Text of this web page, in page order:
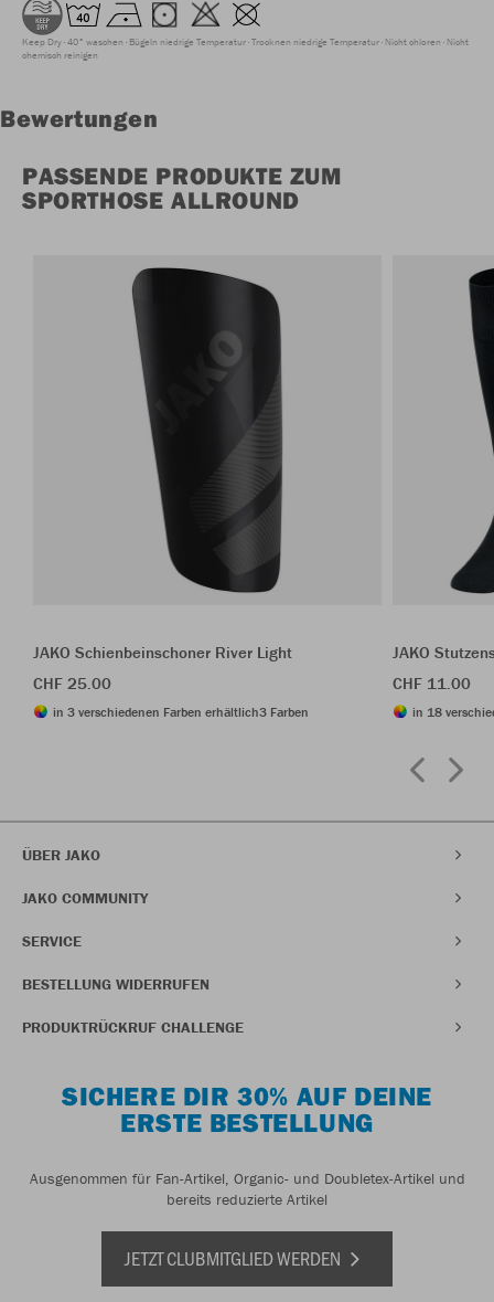
Keep Dry 40° waschen Bügeln niedrige Temperatur Trocknen niedrige Temperatur Nicht chloren Nicht
chemisch reinigen
Bewertungen
PASSENDE PRODUKTE ZUM
SPORTHOSE ALLROUND
JAKO Schienbeinschoner River Light
CHF 25.00
in 3 verschiedenen Farben erhältlich3 Farben
JAKO
CHF 11.00
in 18
ÜBER JAKO
JAKO COMMUNITY
SERVICE
BESTELLUNG WIDERRUFEN
PRODUKTRÜCKRUF CHALLENGE
SICHERE DIR 30% AUF DEINE
ERSTE BESTELLUNG
Ausgenommen für Fan-Artikel, Organic- und Doubletex-Artikel und
bereits reduzierte Artikel
JETZT CLUBMITGLIED WERDEN